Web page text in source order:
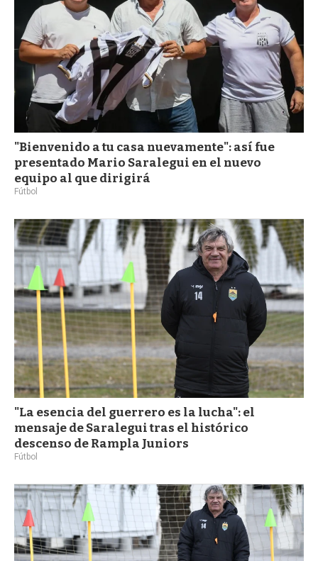
"Bienvenido a tu casa nuevamente": así fue
presentado Mario Saralegui en el nuevo
equipo al que dirigirá
Fútbol
"La esencia del guerrero es la lucha": el
mensaje de Saralegui tras el histórico
descenso de Rampla Juniors
Fútbol